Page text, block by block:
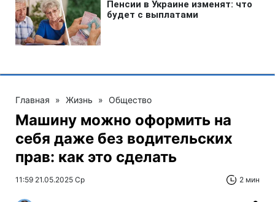
Главная » Жизнь » Общество
Машину можно оформить на
себя даже без водительских
прав: как это сделать
11:59 21.05.2025 Ср 2 мин